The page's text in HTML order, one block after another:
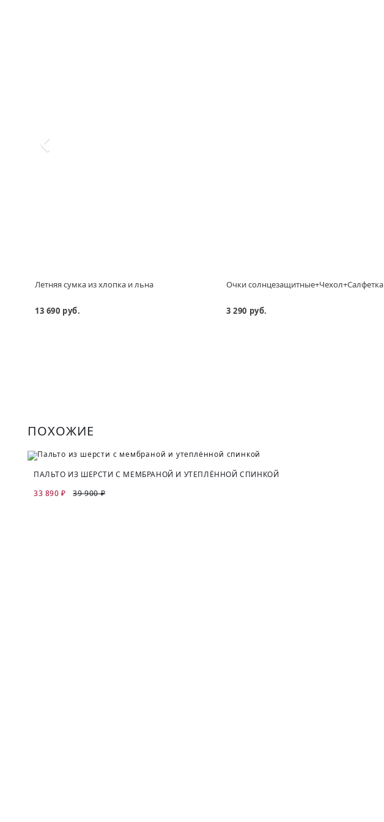
Летняя сумка из хлопка и льна
13 690 руб.
Очки солнцезащитные+Чехол+Салфетка
3 290 руб.
ПОХОЖИЕ
ПАЛЬТО ИЗ ШЕРСТИ С МЕМБРАНОЙ И УТЕПЛЁННОЙ СПИНКОЙ
33 890 ₽
39 900 ₽